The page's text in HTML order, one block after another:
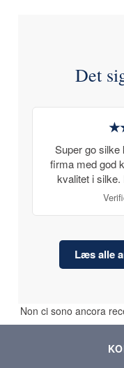
Det
Super go silke
firma med god
kvalitet i silke.
Læs alle
Non ci sono ancora